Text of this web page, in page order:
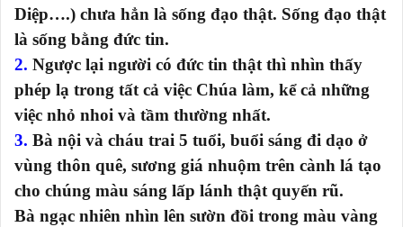
Diệp….) chưa hẳn là sống đạo thật. Sống đạo thật
là sống bằng đức tin.
2. Ngược lại người có đức tin thật thì nhìn thấy
phép lạ trong tất cả việc Chúa làm, kể cả những
việc nhỏ nhoi và tầm thường nhất.
3. Bà nội và cháu trai 5 tuổi, buổi sáng đi dạo ở
vùng thôn quê, sương giá nhuộm trên cành lá tạo
cho chúng màu sáng lấp lánh thật quyến rũ.
Bà ngạc nhiên nhìn lên sườn đồi trong màu vàng